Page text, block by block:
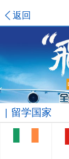
返回
留学国家